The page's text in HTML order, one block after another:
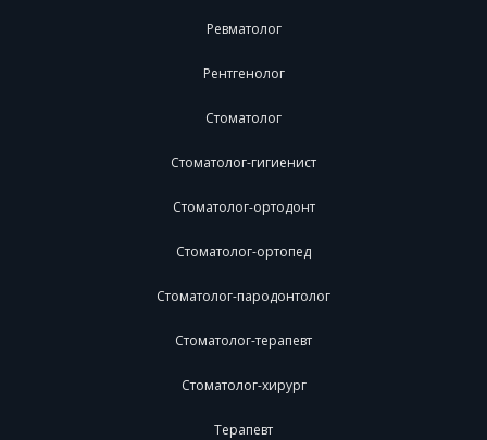
Ревматолог
Рентгенолог
Стоматолог
Стоматолог-гигиенист
Стоматолог-ортодонт
Стоматолог-ортопед
Стоматолог-пародонтолог
Стоматолог-терапевт
Стоматолог-хирург
Терапевт